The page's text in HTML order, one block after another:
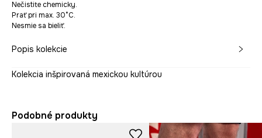
Nečistite chemicky.
Prať pri max. 30°C.
Nesmie sa bieliť.
Popis kolekcie
Kolekcia inšpirovaná mexickou kultúrou
Podobné produkty